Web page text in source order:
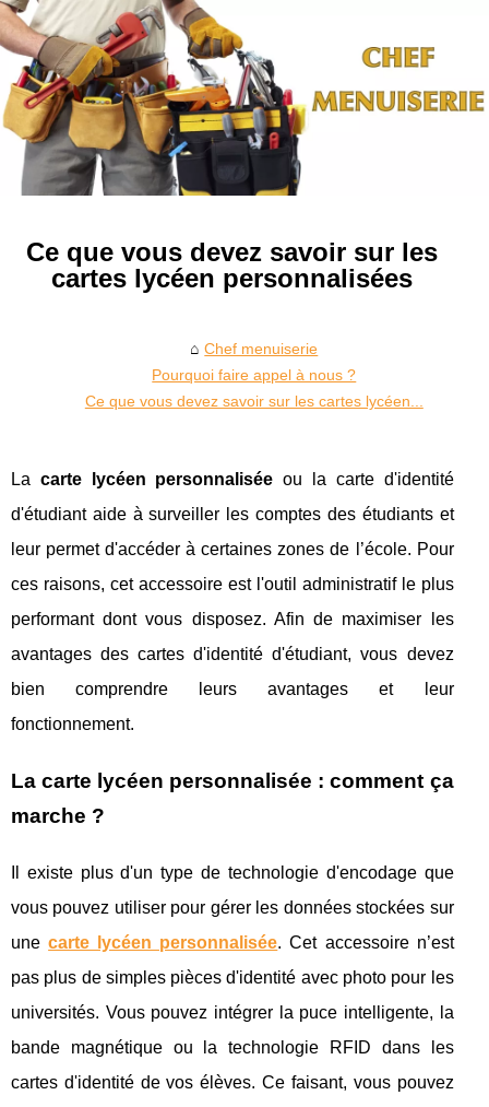
Ce que vous devez savoir sur les
cartes lycéen personnalisées
Chef menuiserie
Pourquoi faire appel à nous ?
Ce que vous devez savoir sur les cartes lycéen...
La carte lycéen personnalisée ou la carte d'identité
d'étudiant aide à surveiller les comptes des étudiants et
leur permet d'accéder à certaines zones de l’école. Pour
ces raisons, cet accessoire est l'outil administratif le plus
performant dont vous disposez. Afin de maximiser les
avantages des cartes d'identité d'étudiant, vous devez
bien comprendre leurs avantages et leur
fonctionnement.
La carte lycéen personnalisée : comment ça
marche ?
Il existe plus d'un type de technologie d'encodage que
vous pouvez utiliser pour gérer les données stockées sur
unecarte lycéen personnalisée. Cet accessoire n’est
pas plus de simples pièces d'identité avec photo pour les
universités. Vous pouvez intégrer la puce intelligente, la
bande magnétique ou la technologie RFID dans les
cartes d'identité de vos élèves. Ce faisant, vous pouvez